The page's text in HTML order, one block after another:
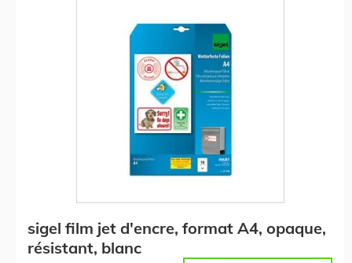
sigel film jet d'encre, format A4, opaque,
résistant, blanc